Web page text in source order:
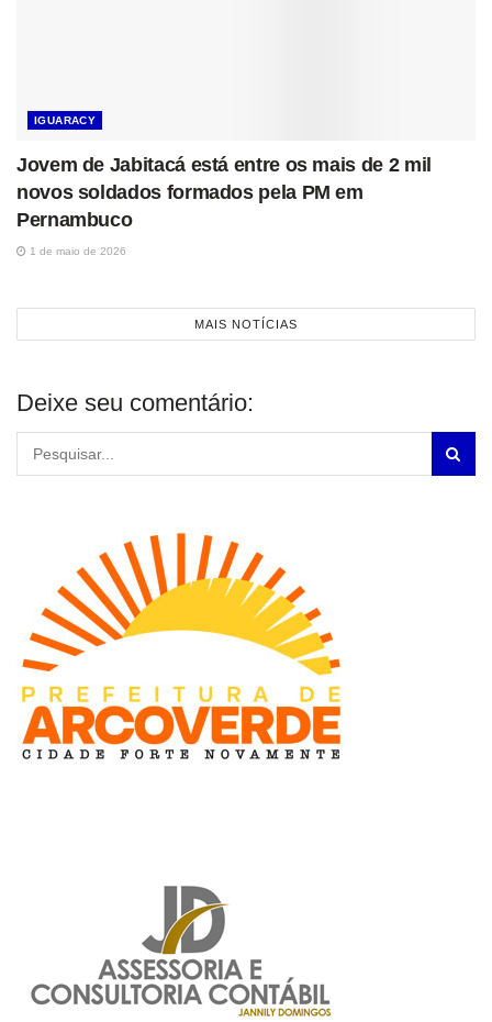
IGUARACY
Jovem de Jabitacá está entre os mais de 2 mil
novos soldados formados pela PM em
Pernambuco
1 de maio de 2026
MAIS NOTÍCIAS
Deixe seu comentário: